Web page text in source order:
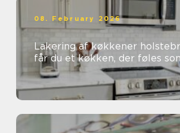
08. February 2026
Lakering af køkkener holstebro
får du et køkken, der føles